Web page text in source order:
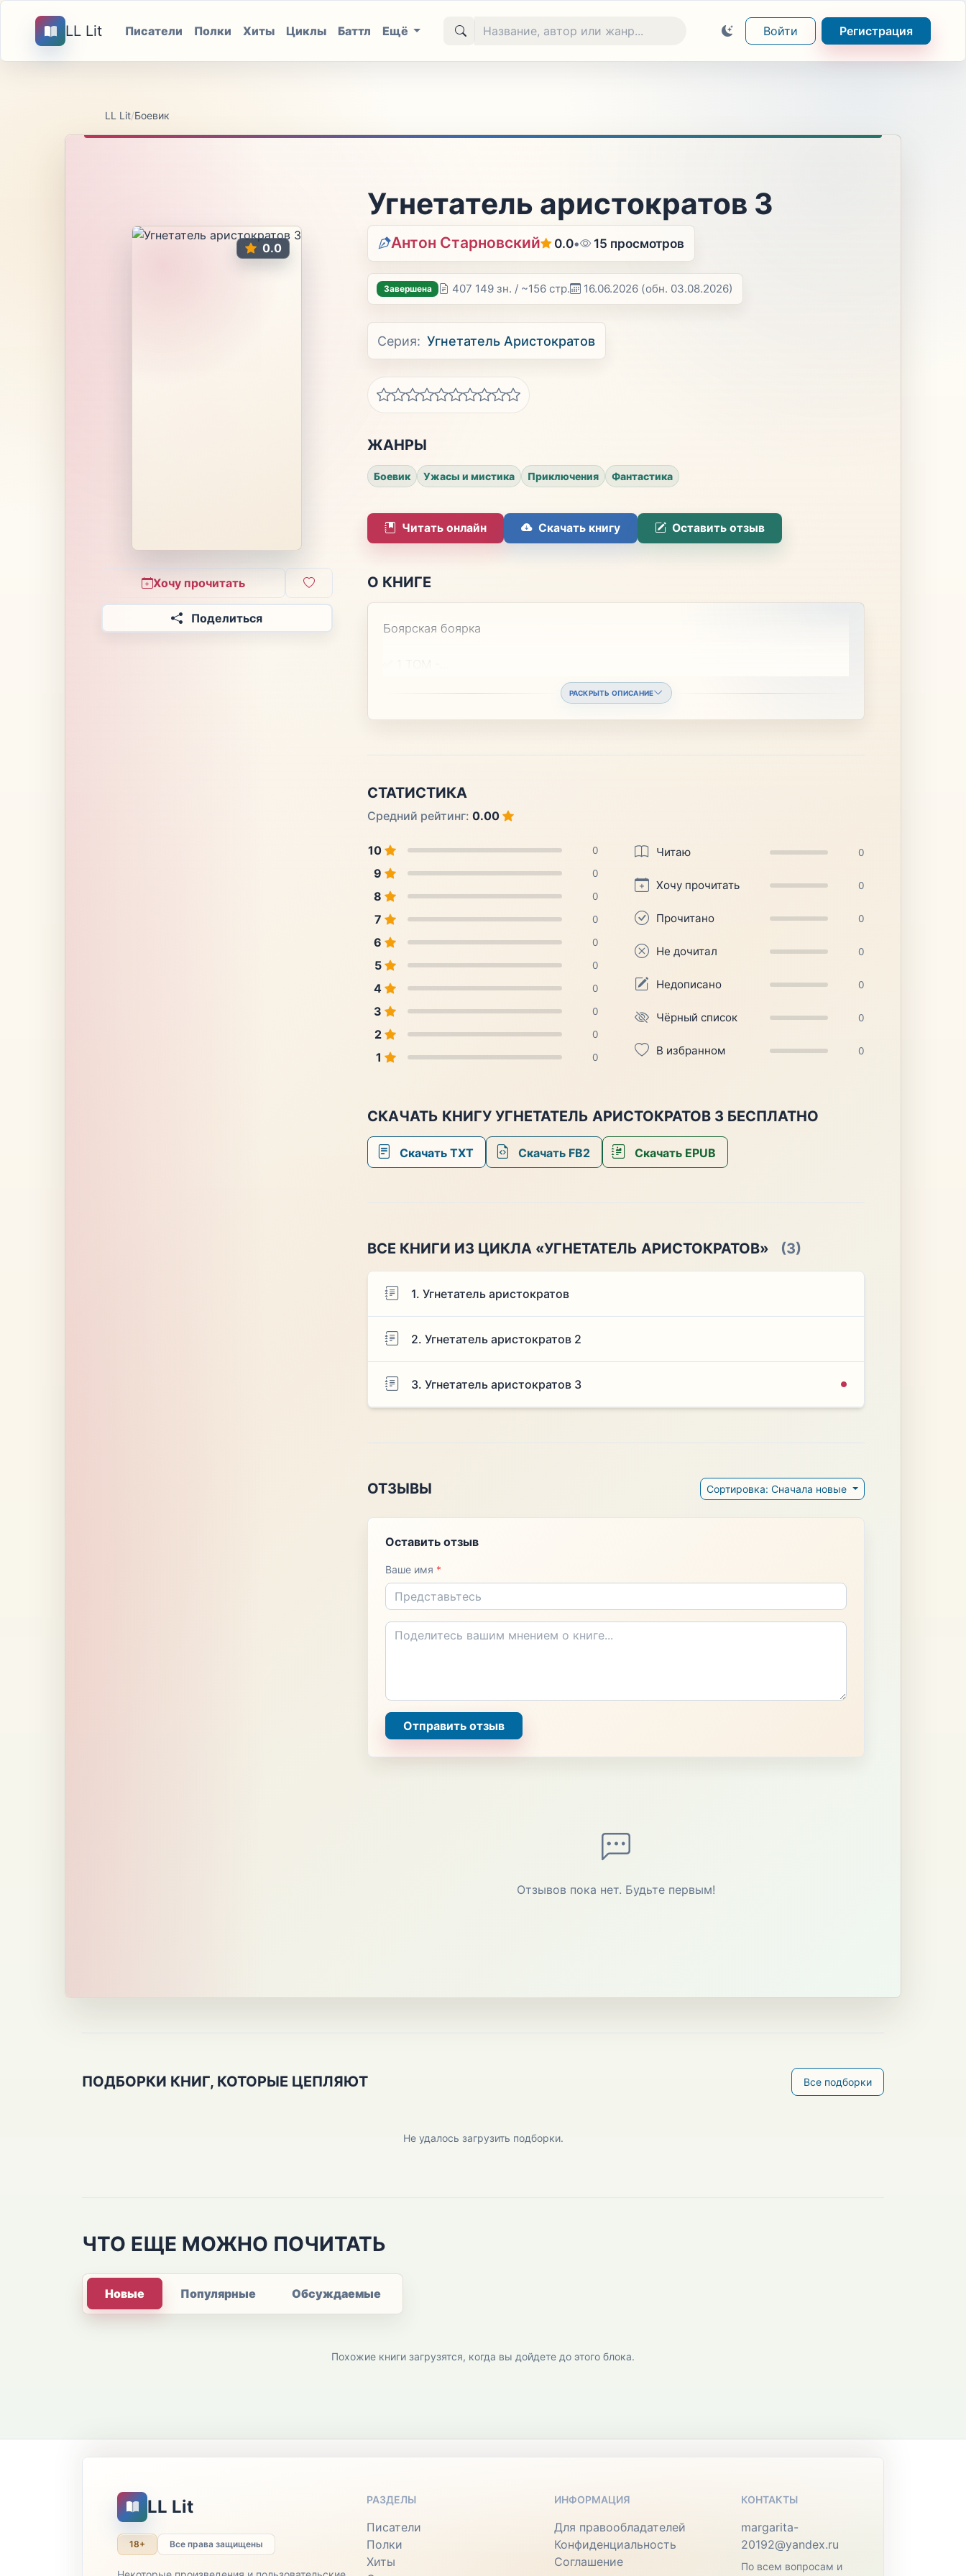
LL Lit Писатели Полки Хиты Циклы Баттл Ещё Войти Регистрация
LL Lit/Боевик
0.0
Хочу прочитать
Поделиться
Угнетатель аристократов 3
Антон Старновский 0.0• 15 просмотров
Завершена 407 149 зн. / ~156 стр. 16.06.2026 (обн. 03.08.2026)
Серия: Угнетатель Аристократов
ЖАНРЫ
Боевик Ужасы и мистика Приключения Фантастика
Читать онлайн Скачать книгу Оставить отзыв
О КНИГЕ
Боярская боярка
РАСКРЫТЬ ОПИСАНИЕ
СТАТИСТИКА
Средний рейтинг: 0.00
10 0
9 0
8 0
7 0
6 0
5 0
4 0
3 0
2 0
1 0
Читаю 0
Хочу прочитать 0
Прочитано 0
Не дочитал 0
Недописано 0
Чёрный список 0
В избранном 0
СКАЧАТЬ КНИГУ УГНЕТАТЕЛЬ АРИСТОКРАТОВ 3 БЕСПЛАТНО
Скачать TXT Скачать FB2 Скачать EPUB
ВСЕ КНИГИ ИЗ ЦИКЛА «УГНЕТАТЕЛЬ АРИСТОКРАТОВ» (3)
1. Угнетатель аристократов
2. Угнетатель аристократов 2
3. Угнетатель аристократов 3
ОТЗЫВЫ Сортировка: Сначала новые
Оставить отзыв
Ваше имя *
Отправить отзыв
Отзывов пока нет. Будьте первым!
ПОДБОРКИ КНИГ, КОТОРЫЕ ЦЕПЛЯЮТ Все подборки
Не удалось загрузить подборки.
ЧТО ЕЩЕ МОЖНО ПОЧИТАТЬ
Новые Популярные Обсуждаемые
Похожие книги загрузятся, когда вы дойдете до этого блока.
LL Lit
18+ Все права защищены
РАЗДЕЛЫ
Писатели
Полки
Хиты
ИНФОРМАЦИЯ
Для правообладателей
Конфиденциальность
Соглашение
КОНТАКТЫ
margarita-
20192@yandex.ru
По всем вопросам и